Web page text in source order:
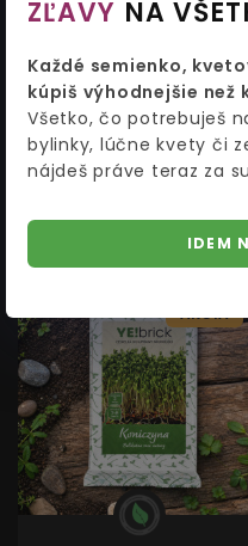
YE!brick - Brokolica 3 tehličky
na pestovanie microgreens
3,74 3,44 €
AKCIA
ZĽAVY NA
Každé semienko,
kúpiš výhodnejšie než
Všetko, čo potrebuješ
bylinky, lúčne kvety či
nájdeš práve teraz za
IDEM